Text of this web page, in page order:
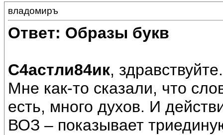
владомиръ
Ответ: Образы букв
С4астли84ик, здравствуйте.
Мне как-то сказали, что
есть, много духов. И
ВОЗ – показывает